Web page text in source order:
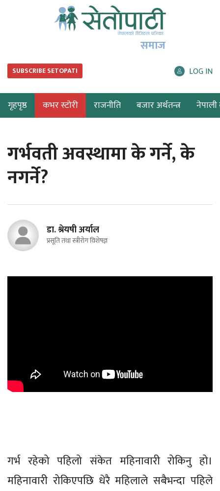
समाज
SUBSCRIBE SETOPATI LOG IN
गृहपृष्ठ कभर स्टोरी राजनीति बजार अर्थतन्त्र नेपाली
गर्भवती अवस्थामा के गर्ने, के
नगर्ने?
डा. श्रेयषी अर्याल
प्रसूति तथा स्त्रीरोग विशेषज्ञ
गर्भ रहेको पहिलो संकेत महिनावारी रोकिनु हो।
महिनावारी रोकिएपछि धेरै महिलाले सबैभन्दा पहिले